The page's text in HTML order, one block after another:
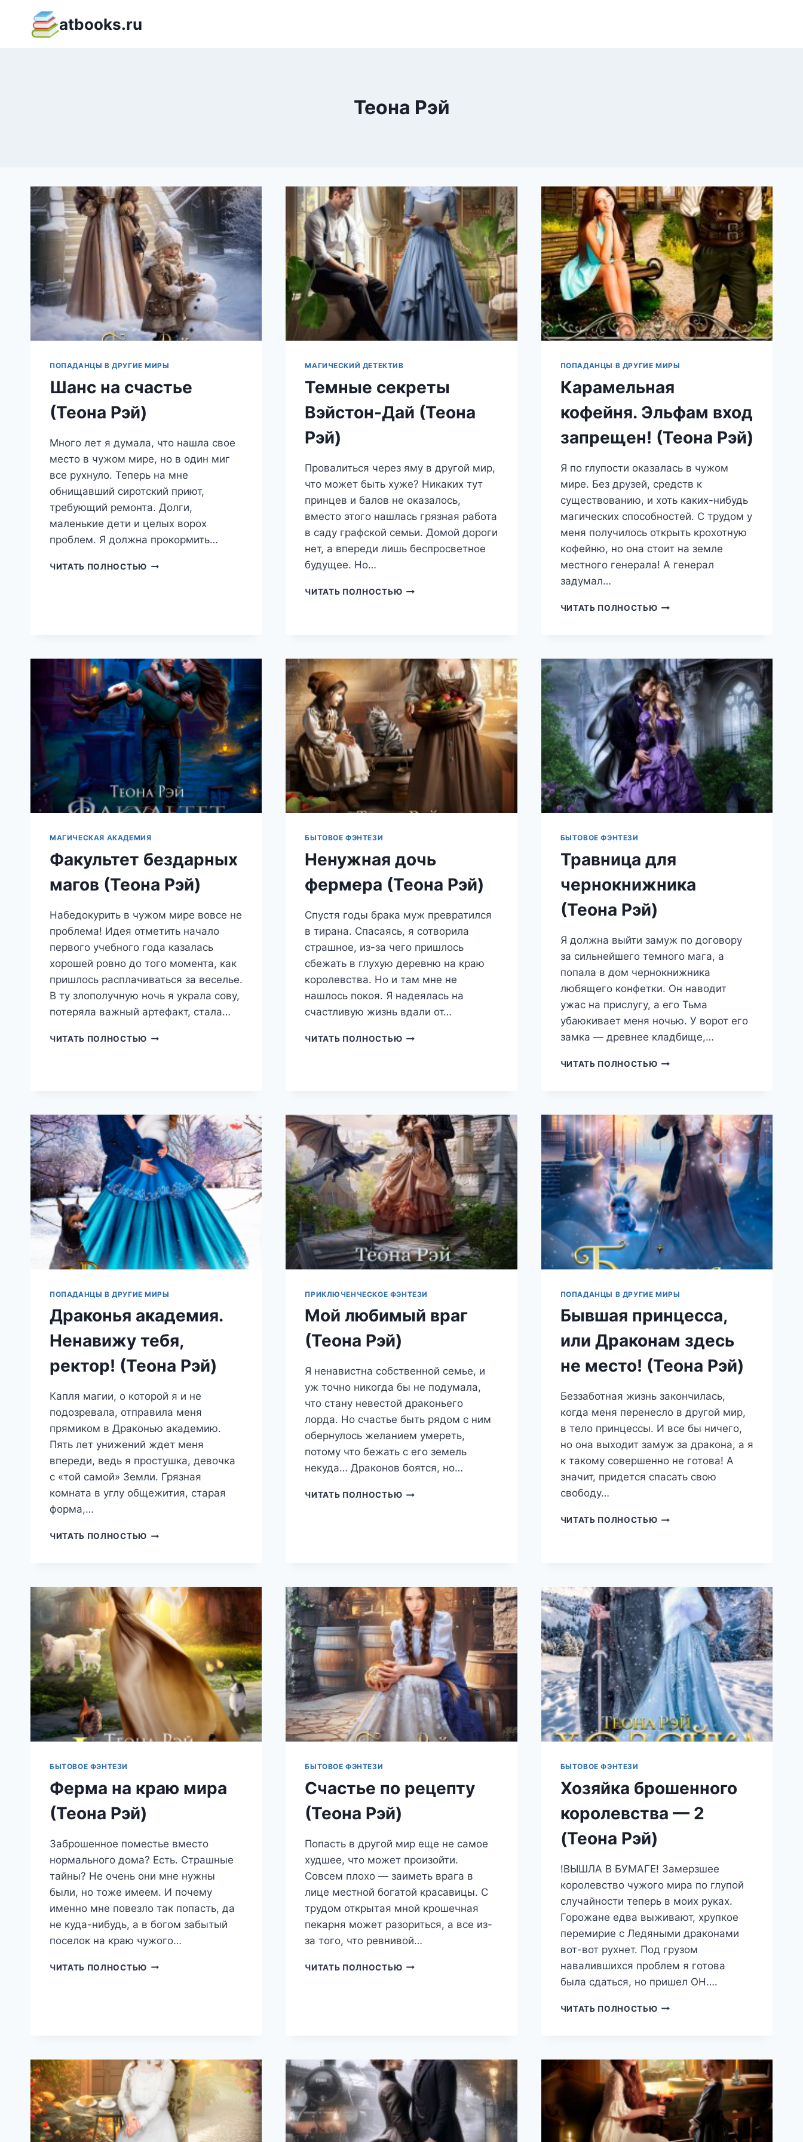
содержимому
atbooks.ru
Теона Рэй
ПОПАДАНЦЫ В ДРУГИЕ МИРЫ
Шанс на счастье
(Теона Рэй)
Много лет я думала, что нашла свое
место в чужом мире, но в один миг
все рухнуло. Теперь на мне
обнищавший сиротский приют,
требующий ремонта. Долги,
маленькие дети и целых ворох
проблем. Я должна прокормить…
ЧИТАТЬ ПОЛНОСТЬЮ ШАНС
МАГИЧЕСКИЙ ДЕТЕКТИВ
Темные секреты
Вэйстон-Дай (Теона
Рэй)
Провалиться через яму в другой мир,
что может быть хуже? Никаких тут
принцев и балов не оказалось,
вместо этого нашлась грязная работа
в саду графской семьи. Домой дороги
нет, а впереди лишь беспросветное
будущее. Но…
ЧИТАТЬ ПОЛНОСТЬЮ ТЕМНЫЕ
ПОПАДАНЦЫ В ДРУГИЕ МИРЫ
Карамельная
кофейня. Эльфам вход
запрещен! (Теона Рэй)
Я по глупости оказалась в чужом
мире. Без друзей, средств к
существованию, и хоть каких-нибудь
магических способностей. С трудом у
меня получилось открыть крохотную
кофейню, но она стоит на земле
местного генерала! А генерал
задумал…
ЧИТАТЬ ПОЛНОСТЬЮ КАРАМЕЛЬНАЯ
(ТЕОНА
РЭЙ)
МАГИЧЕСКАЯ АКАДЕМИЯ
Факультет бездарных
магов (Теона Рэй)
Набедокурить в чужом мире вовсе не
проблема! Идея отметить начало
первого учебного года казалась
хорошей ровно до того момента, как
пришлось расплачиваться за веселье.
В ту злополучную ночь я украла сову,
потеряла важный артефакт, стала…
ЧИТАТЬ ПОЛНОСТЬЮ ФАКУЛЬТЕТ
БЫТОВОЕ ФЭНТЕЗИ
Ненужная дочь
фермера (Теона Рэй)
Спустя годы брака муж превратился
в тирана. Спасаясь, я сотворила
страшное, из-за чего пришлось
сбежать в глухую деревню на краю
королевства. Но и там мне не
нашлось покоя. Я надеялась на
счастливую жизнь вдали от…
ЧИТАТЬ ПОЛНОСТЬЮ НЕНУЖНАЯ
БЫТОВОЕ ФЭНТЕЗИ
Травница для
чернокнижника
(Теона Рэй)
Я должна выйти замуж по договору
за сильнейшего темного мага, а
попала в дом чернокнижника
любящего конфетки. Он наводит
ужас на прислугу, а его Тьма
убаюкивает меня ночью. У ворот его
замка — древнее кладбище,…
ЧИТАТЬ ПОЛНОСТЬЮ ТРАВНИЦА
ПОПАДАНЦЫ В ДРУГИЕ МИРЫ
Драконья академия.
Ненавижу тебя,
ректор! (Теона Рэй)
Капля магии, о которой я и не
подозревала, отправила меня
прямиком в Драконью академию.
Пять лет унижений ждет меня
впереди, ведь я простушка, девочка
с «той самой» Земли. Грязная
комната в углу общежития, старая
форма,…
ЧИТАТЬ ПОЛНОСТЬЮ ДРАКОНЬЯ
(ТЕОНА
РЭЙ)
ПРИКЛЮЧЕНЧЕСКОЕ ФЭНТЕЗИ
Мой любимый враг
(Теона Рэй)
Я ненавистна собственной семье, и
уж точно никогда бы не подумала,
что стану невестой драконьего
лорда. Но счастье быть рядом с ним
обернулось желанием умереть,
потому что бежать с его земель
некуда… Драконов боятся, но…
ЧИТАТЬ ПОЛНОСТЬЮ МОЙ
ПОПАДАНЦЫ В ДРУГИЕ МИРЫ
Бывшая принцесса,
или Драконам здесь
не место! (Теона Рэй)
Беззаботная жизнь закончилась,
когда меня перенесло в другой мир,
в тело принцессы. И все бы ничего,
но она выходит замуж за дракона, а я
к такому совершенно не готова! А
значит, придется спасать свою
свободу…
ЧИТАТЬ ПОЛНОСТЬЮ БЫВШАЯ
МЕСТО!
(ТЕОНА
РЭЙ)
БЫТОВОЕ ФЭНТЕЗИ
Ферма на краю мира
(Теона Рэй)
Заброшенное поместье вместо
нормального дома? Есть. Страшные
тайны? Не очень они мне нужны
были, но тоже имеем. И почему
именно мне повезло так попасть, да
не куда-нибудь, а в богом забытый
поселок на краю чужого…
ЧИТАТЬ ПОЛНОСТЬЮ ФЕРМА
БЫТОВОЕ ФЭНТЕЗИ
Счастье по рецепту
(Теона Рэй)
Попасть в другой мир еще не самое
худшее, что может произойти.
Совсем плохо — заиметь врага в
лице местной богатой красавицы. С
трудом открытая мной крошечная
пекарня может разориться, а все из-
за того, что ревнивой…
ЧИТАТЬ ПОЛНОСТЬЮ СЧАСТЬЕ
БЫТОВОЕ ФЭНТЕЗИ
Хозяйка брошенного
королевства — 2
(Теона Рэй)
!ВЫШЛА В БУМАГЕ! Замерзшее
королевство чужого мира по глупой
случайности теперь в моих руках.
Горожане едва выживают, хрупкое
перемирие с Ледяными драконами
вот-вот рухнет. Под грузом
навалившихся проблем я готова
была сдаться, но пришел ОН….
ЧИТАТЬ ПОЛНОСТЬЮ ХОЗЯЙКА
(ТЕОНА
РЭЙ)